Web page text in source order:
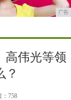
广告
高伟光等领
？
：758